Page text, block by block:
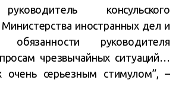
консульского
иностранных дел и
обязанности руководителя
чрезвычайных ситуаций…
серьезным стимулом”, –